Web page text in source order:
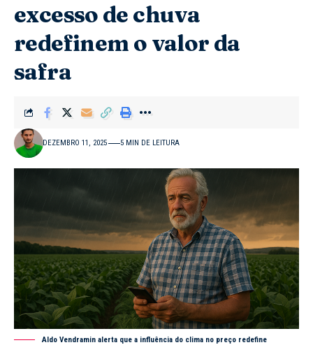
excesso de chuva
redefinem o valor da
safra
DEZEMBRO 11, 2025 5 MIN DE LEITURA
Aldo Vendramin alerta que a influência do clima no preço redefine